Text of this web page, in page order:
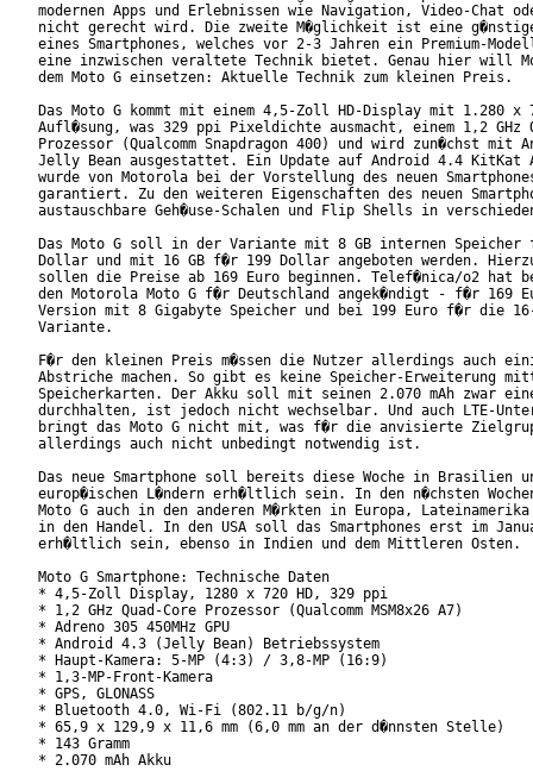
modernen Apps und Erlebnissen wie Navigation, Video-Chat
nicht gerecht wird. Die zweite M�glichkeit ist eine
eines Smartphones, welches vor 2-3 Jahren ein Premium-
eine inzwischen veraltete Technik bietet. Genau hier will
dem Moto G einsetzen: Aktuelle Technik zum kleinen Preis.
Das Moto G kommt mit einem 4,5-Zoll HD-Display mit 1.280 x
Aufl�sung, was 329 ppi Pixeldichte ausmacht, einem 1,2 GHz
Prozessor (Qualcomm Snapdragon 400) und wird zun�chst mit
Jelly Bean ausgestattet. Ein Update auf Android 4.4 KitKat
wurde von Motorola bei der Vorstellung des neuen
garantiert. Zu den weiteren Eigenschaften des neuen
austauschbare Geh�use-Schalen und Flip Shells in
Das Moto G soll in der Variante mit 8 GB internen Speicher
Dollar und mit 16 GB f�r 199 Dollar angeboten werden.
sollen die Preise ab 169 Euro beginnen. Telef�nica/o2 hat
den Motorola Moto G f�r Deutschland angek�ndigt - f�r 169
Version mit 8 Gigabyte Speicher und bei 199 Euro f�r die
Variante.
F�r den kleinen Preis m�ssen die Nutzer allerdings auch
Abstriche machen. So gibt es keine Speicher-Erweiterung
Speicherkarten. Der Akku soll mit seinen 2.070 mAh zwar
durchhalten, ist jedoch nicht wechselbar. Und auch LTE-
bringt das Moto G nicht mit, was f�r die anvisierte
allerdings auch nicht unbedingt notwendig ist.
Das neue Smartphone soll bereits diese Woche in Brasilien
europ�ischen L�ndern erh�ltlich sein. In den n�chsten
Moto G auch in den anderen M�rkten in Europa, Lateinamerika
in den Handel. In den USA soll das Smartphones erst im
erh�ltlich sein, ebenso in Indien und dem Mittleren Osten.
Moto G Smartphone: Technische Daten
* 4,5-Zoll Display, 1280 x 720 HD, 329 ppi
* 1,2 GHz Quad-Core Prozessor (Qualcomm MSM8x26 A7)
* Adreno 305 450MHz GPU
* Android 4.3 (Jelly Bean) Betriebssystem
* Haupt-Kamera: 5-MP (4:3) / 3,8-MP (16:9)
* 1,3-MP-Front-Kamera
* GPS, GLONASS
* Bluetooth 4.0, Wi-Fi (802.11 b/g/n)
* 65,9 x 129,9 x 11,6 mm (6,0 mm an der d�nnsten Stelle)
* 143 Gramm
* 2.070 mAh Akku